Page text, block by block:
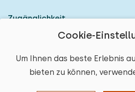
Cookie-
Um Ihnen das beste Erlebnis
bieten zu können,
Zugänglichkeit
© 2026 Heerlijke Huisjes